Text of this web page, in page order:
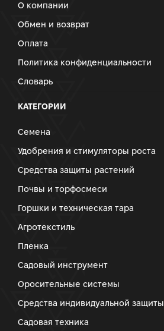
О компании
Обмен и возврат
Оплата
Политика конфиденциальности
Словарь
КАТЕГОРИИ
Семена
Удобрения и стимуляторы роста
Средства защиты растений
Почвы и торфосмеси
Горшки и техническая тара
Агротекстиль
Пленка
Садовый инструмент
Оросительные системы
Средства индивидуальной защиты
Садовая техника